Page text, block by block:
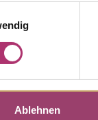
Ablehnen
·